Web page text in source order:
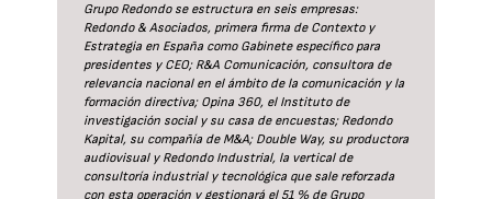
Grupo Redondo se estructura en seis empresas:
Redondo & Asociados, primera firma de Contexto y
Estrategia en España como Gabinete específico para
presidentes y CEO; R&A Comunicación, consultora de
relevancia nacional en el ámbito de la comunicación y la
formación directiva; Opina 360, el Instituto de
investigación social y su casa de encuestas; Redondo
Kapital, su compañía de M&A; Double Way, su productora
audiovisual y Redondo Industrial, la vertical de
consultoría industrial y tecnológica que sale reforzada
con esta operación y gestionará el 51 % de Grupo